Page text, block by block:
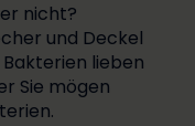
nicht?
und Deckel
lieben
Sie mögen